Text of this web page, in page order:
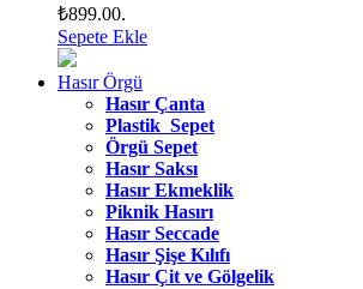
₺899.00.
Sepete Ekle
Hasır Örgü
Hasır Çanta
Plastik Sepet
Örgü Sepet
Hasır Saksı
Hasır Ekmeklik
Piknik Hasırı
Hasır Seccade
Hasır Şişe Kılıfı
Hasır Çit ve Gölgelik